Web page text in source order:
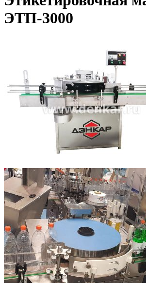
ЭТП-3000